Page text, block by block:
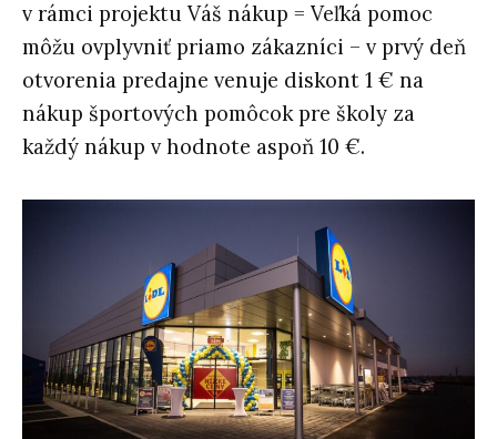
v rámci projektu Váš nákup = Veľká pomoc
môžu ovplyvniť priamo zákazníci – v prvý deň
otvorenia predajne venuje diskont 1 € na
nákup športových pomôcok pre školy za
každý nákup v hodnote aspoň 10 €.